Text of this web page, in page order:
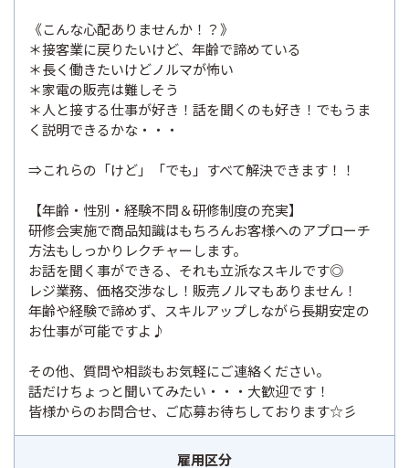
《こんな心配ありませんか！？》
＊接客業に戻りたいけど、年齢で諦めている
＊長く働きたいけどノルマが怖い
＊家電の販売は難しそう
＊人と接する仕事が好き！話を聞くのも好き！でもうま
く説明できるかな・・・
⇒これらの「けど」「でも」すべて解決できます！！
【年齢・性別・経験不問＆研修制度の充実】
研修会実施で商品知識はもちろんお客様へのアプローチ
方法もしっかりレクチャーします。
お話を聞く事ができる、それも立派なスキルです◎
レジ業務、価格交渉なし！販売ノルマもありません！
年齢や経験で諦めず、スキルアップしながら長期安定の
お仕事が可能ですよ♪
その他、質問や相談もお気軽にご連絡ください。
話だけちょっと聞いてみたい・・・大歓迎です！
皆様からのお問合せ、ご応募お待ちしております☆彡
雇用区分